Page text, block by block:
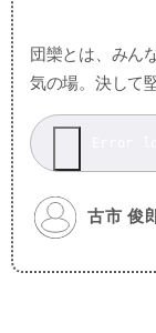
団欒とは、みん
気の場。決して
古市 俊